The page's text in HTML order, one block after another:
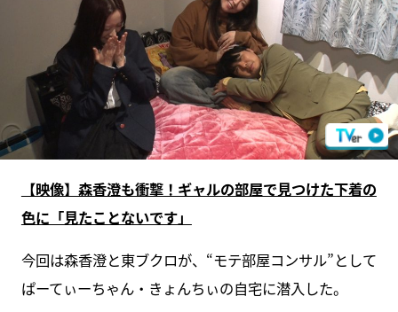
【映像】森香澄も衝撃！ギャルの部屋で見つけた下着の
色に「見たことないです」
今回は森香澄と東ブクロが、“モテ部屋コンサル”として
ぱーてぃーちゃん・きょんちぃの自宅に潜入した。